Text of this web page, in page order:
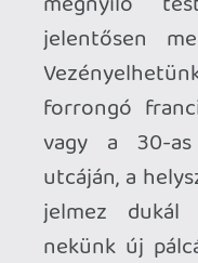
egyben.
szűkös tracklistát
pontosabban a
zenék hiányát.
független kis
zenekiadókkal
szívesen vásárolnék
vagy akár
legalább száz címet
segítség nélkül. A